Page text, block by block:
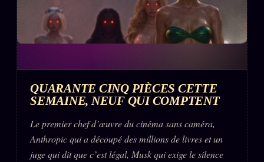
QUARANTE CINQ PIÈCES CETTE
SEMAINE, NEUF QUI COMPTENT
Le premier chef d’œuvre du cinéma sans caméra,
Anthropic qui a découpé des millions de livres et un
juge qui dit que c’est légal, Musk qui exige le silence